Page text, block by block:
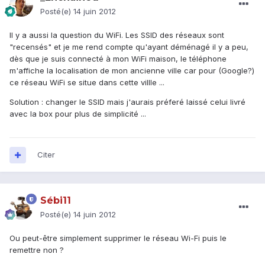
Posté(e) 14 juin 2012
Il y a aussi la question du WiFi. Les SSID des réseaux sont
"recensés" et je me rend compte qu'ayant déménagé il y a peu,
dès que je suis connecté à mon WiFi maison, le téléphone
m'affiche la localisation de mon ancienne ville car pour (Google?)
ce réseau WiFi se situe dans cette villle ...
Solution : changer le SSID mais j'aurais préferé laissé celui livré
avec la box pour plus de simplicité ...
Citer
Sébi11
Posté(e) 14 juin 2012
Ou peut-être simplement supprimer le réseau Wi-Fi puis le
remettre non ?